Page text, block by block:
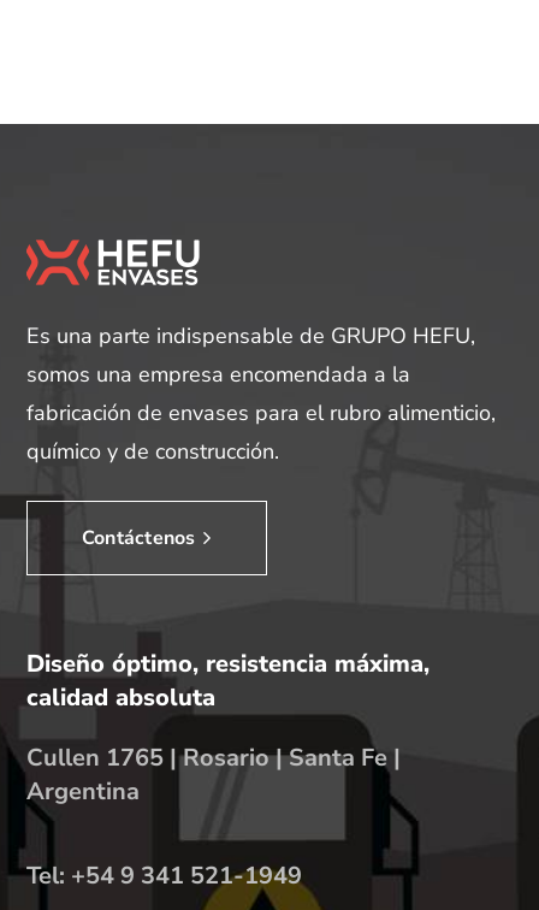
Es una parte indispensable de GRUPO HEFU,
somos una empresa encomendada a la
fabricación de envases para el rubro alimenticio,
químico y de construcción.
Contáctenos
Diseño óptimo, resistencia máxima,
calidad absoluta
Cullen 1765 | Rosario | Santa Fe |
Argentina
Tel: +54 9 341 521-1949